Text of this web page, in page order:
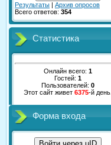
Результаты | Архив опросов
Всего ответов: 354
Статистика
Онлайн всего: 1
Гостей: 1
Пользователей: 0
Этот сайт живет 6375-й день.
Форма входа